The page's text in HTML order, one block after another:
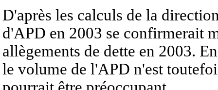
D'après les calculs de la
d'APD en 2003 se confirmerait
allègements de dette en 2003.
le volume de l'APD n'est